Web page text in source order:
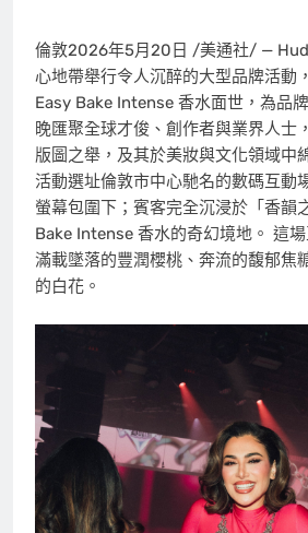
倫敦2026年5月20日 /美通社/ —
心地帶舉行令人沉醉的大型品牌活動
Easy Bake Intense 香水面世，為品
晚匯聚全球才俊、創作者與業界人士
版圖之舉，及其於美妝與文化領域中
活動選址倫敦市中心馳名的數碼互動
螢幕包圍下；賓客完全沉浸於「香韻
Bake Intense 香水的奇幻境地。 這場
滿載墜落的豐潤櫻桃、奔流的馥郁焦
的白花。